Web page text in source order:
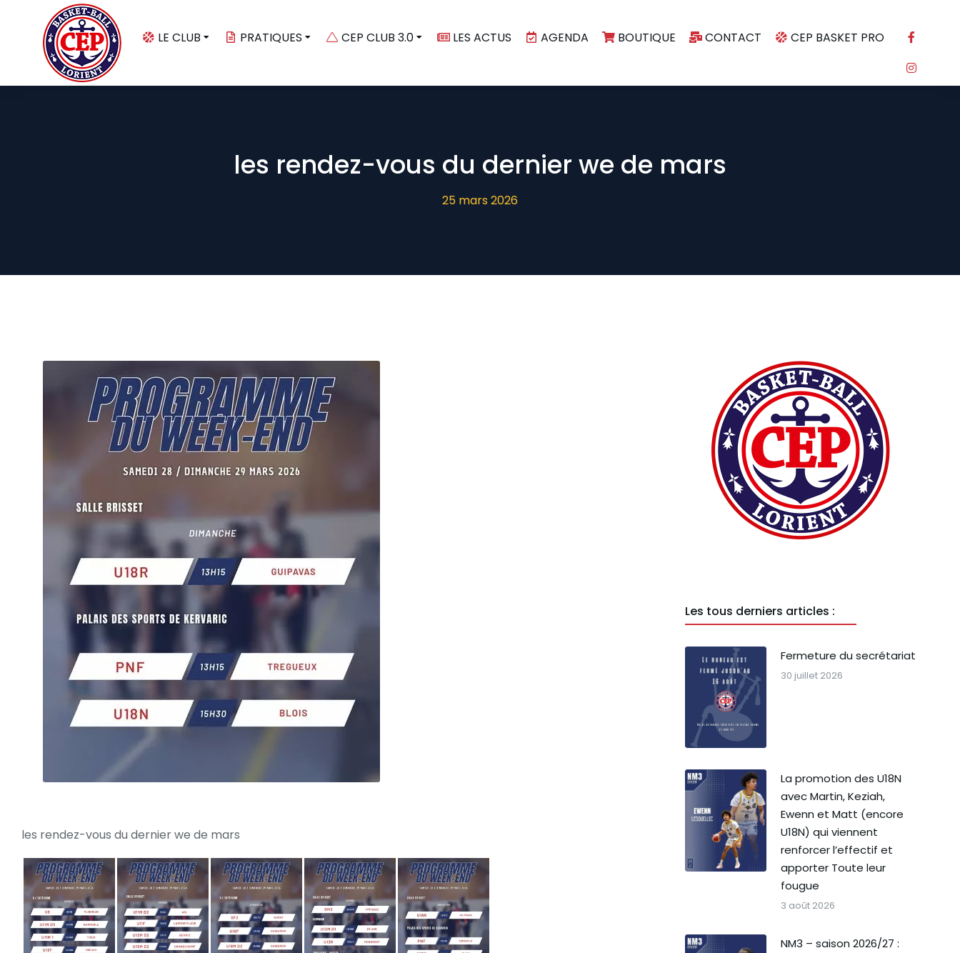
LE CLUB PRATIQUES CEP CLUB 3.0 LES ACTUS AGENDA BOUTIQUE CONTACT CEP BASKET PRO
les rendez-vous du dernier we de mars
25 mars 2026
les rendez-vous du dernier we de mars
Les tous derniers articles :
Fermeture du secrétariat
30 juillet 2026
La promotion des U18N
avec Martin, Keziah,
Ewenn et Matt (encore
U18N) qui viennent
renforcer l’effectif et
apporter Toute leur
fougue
3 août 2026
NM3 – saison 2026/27 :